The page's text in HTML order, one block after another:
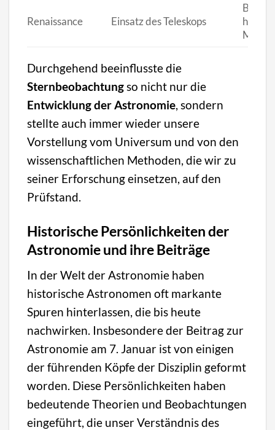
Renaissance Einsatz des Teleskops
Durchgehend beeinflusste die
Sternbeobachtungso nicht nur die
Entwicklung der Astronomie, sondern
stellte auch immer wieder unsere
Vorstellung vom Universum und von den
wissenschaftlichen Methoden, die wir zu
seiner Erforschung einsetzen, auf den
Prüfstand.
Historische Persönlichkeiten der
Astronomie und ihre Beiträge
In der Welt der Astronomie haben
historische Astronomen oft markante
Spuren hinterlassen, die bis heute
nachwirken. Insbesondere der Beitrag zur
Astronomie am 7. Januar ist von einigen
der führenden Köpfe der Disziplin geformt
worden. Diese Persönlichkeiten haben
bedeutende Theorien und Beobachtungen
eingeführt, die unser Verständnis des